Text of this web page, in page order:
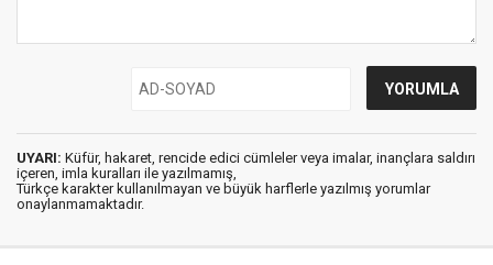
UYARI: Küfür, hakaret, rencide edici cümleler veya imalar, inançlara saldırı
içeren, imla kuralları ile yazılmamış,
Türkçe karakter kullanılmayan ve büyük harflerle yazılmış yorumlar
onaylanmamaktadır.